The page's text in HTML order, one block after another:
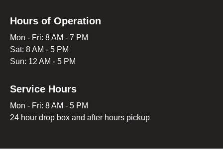
Hours of Operation
Mon - Fri: 8 AM - 7 PM
Sat: 8 AM - 5 PM
Sun: 12 AM - 5 PM
Service Hours
Mon - Fri: 8 AM - 5 PM
24 hour drop box and after hours pickup